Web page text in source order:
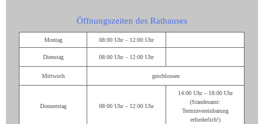
Öffnungszeiten des Rathauses
Montag 08:00 Uhr – 12:00 Uhr
Dienstag 08:00 Uhr – 12:00 Uhr
Mittwoch geschlossen
Donnerstag 08:00 Uhr – 12:00 Uhr
14:00 Uhr – 18:00 Uhr
(Standesamt:
Terminvereinbarung
erforderlich!)